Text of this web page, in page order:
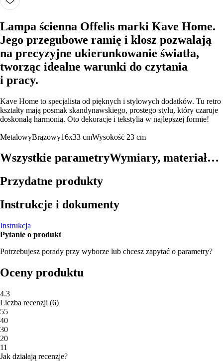
Lampa ścienna Offelis marki Kave Home.
Jego przegubowe ramię i klosz pozwalają
na precyzyjne ukierunkowanie światła,
tworząc idealne warunki do czytania
i pracy.
Kave Home to specjalista od pięknych i stylowych dodatków. Tu retro
kształty mają posmak skandynawskiego, prostego stylu, który czaruje
doskonałą harmonią. Oto dekoracje i tekstylia w najlepszej formie!
MetalowyBrązowy16x33 cmWysokość 23 cm
Wszystkie parametryWymiary, materiał…
Przydatne produkty
Instrukcje i dokumenty
Instrukcja
Pytanie o produkt
Potrzebujesz porady przy wyborze lub chcesz zapytać o parametry?
Oceny produktu
4.3
Liczba recenzji (6)
55
40
30
20
11
Jak działają recenzje?